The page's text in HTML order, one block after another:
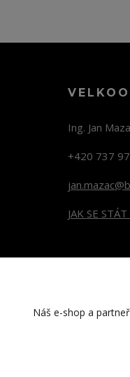
Ing. Jan
+420 737
JAK SE
Náš e-shop a